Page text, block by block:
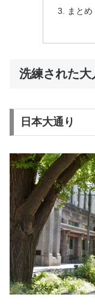
まとめ
洗練された
日本大通り